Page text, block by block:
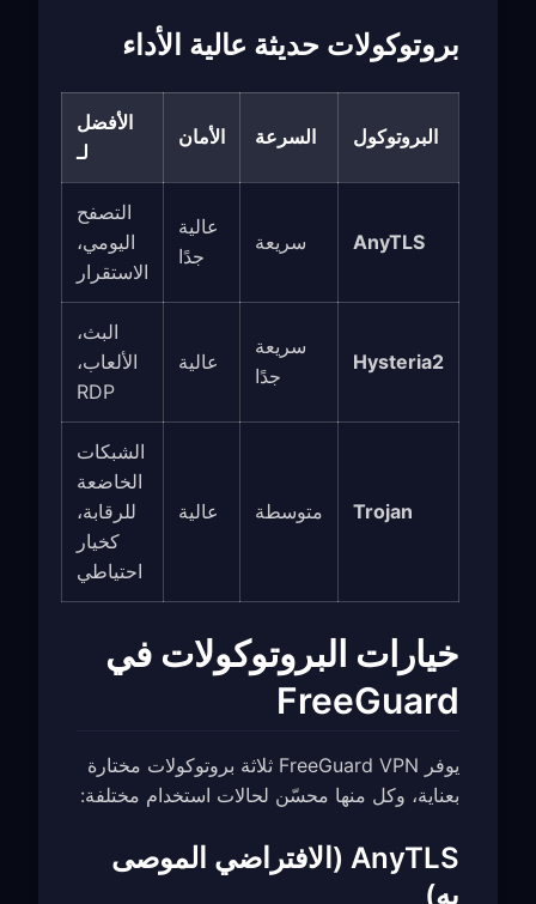
بروتوكولات حديثة عالية الأداء
البروتوكول السرعة الأمان
الأفضل
لـ
AnyTLS سريعة
عالية
جدًا
التصفح
اليومي،
الاستقرار
Hysteria2
سريعة
جدًا
عالية
البث،
الألعاب،
RDP
Trojan متوسطة عالية
الشبكات
الخاضعة
للرقابة،
كخيار
احتياطي
خيارات البروتوكولات في
FreeGuard
يوفر FreeGuard VPN ثلاثة بروتوكولات مختارة
بعناية، وكل منها محسّن لحالات استخدام مختلفة:
AnyTLS (الافتراضي الموصى
به)